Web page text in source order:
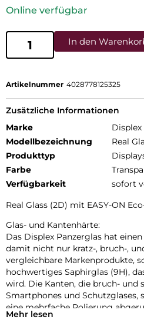
Online verfügbar
In den
Artikelnummer 4028778125325
Zusätzliche Informationen
Marke
Displex
Modellbezeichnung
Real
Produkttyp
Farbe
Verfügbarkeit
sofort
Real Glass (2D) mit EASY-ON
Glas- und Kantenhärte:
Das Displex Panzerglas hat
damit nicht nur kratz-, bruch-,
vergleichbare Markenprodukte,
hochwertiges Saphirglas (9H),
wird. Die Kanten, die bruch- und
Smartphones und Schutzglases,
eine mehrfache Polierung
absorbierenden Kante (bei Full
Mehr lesen